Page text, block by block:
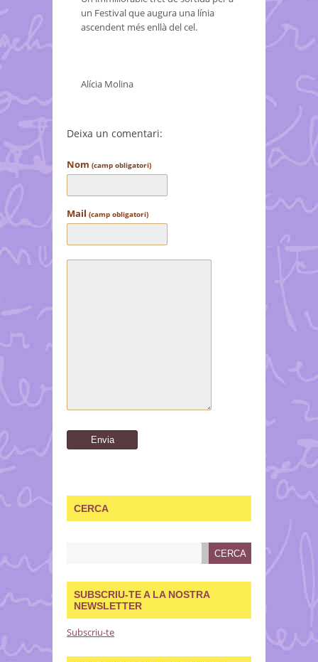
un Festival que augura una línia
ascendent més enllà del cel.
Alícia Molina
Deixa un comentari:
Nom (camp obligatori)
Mail (camp obligatori)
CERCA
SUBSCRIU-TE A LA NOSTRA
NEWSLETTER
Subscriu-te